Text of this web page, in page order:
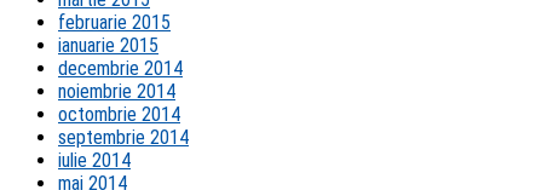
februarie 2015
ianuarie 2015
decembrie 2014
noiembrie 2014
octombrie 2014
septembrie 2014
iulie 2014
mai 2014